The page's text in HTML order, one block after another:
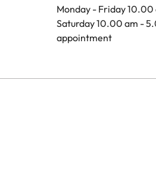
Monday - Friday
Saturday 10.00 am -
appointment